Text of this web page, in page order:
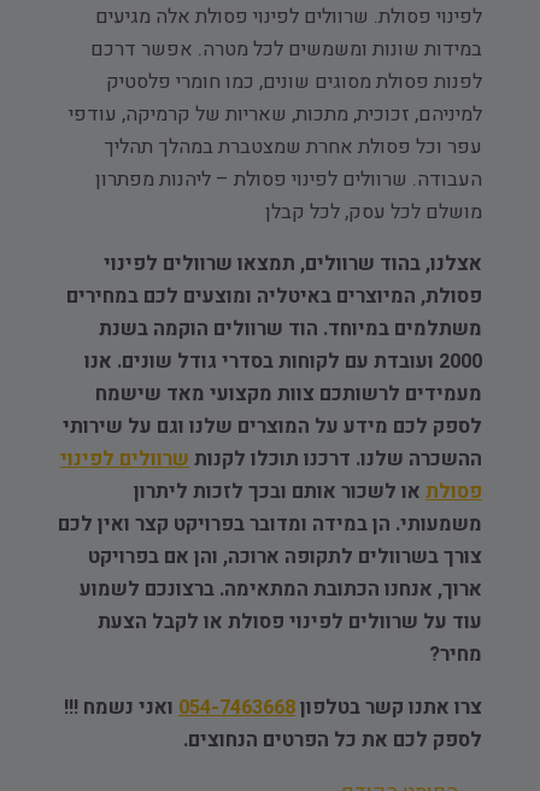
לפינוי פסולת. שרוולים לפינוי פסולת אלה מגיעים
במידות שונות ומשמשים לכל מטרה. אפשר דרכם
לפנות פסולת מסוגים שונים, כמו חומרי פלסטיק
למיניהם, זכוכית, מתכות, שאריות של קרמיקה, עודפי
עפר וכל פסולת אחרת שמצטברת במהלך תהליך
העבודה. שרוולים לפינוי פסולת – ליהנות מפתרון
מושלם לכל עסק, לכל קבלן
אצלנו, בהוד שרוולים, תמצאו שרוולים לפינוי
פסולת, המיוצרים באיטליה ומוצעים לכם במחירים
משתלמים במיוחד. הוד שרוולים הוקמה בשנת
2000 ועובדת עם לקוחות בסדרי גודל שונים. אנו
מעמידים לרשותכם צוות מקצועי מאד שישמח
לספק לכם מידע על המוצרים שלנו וגם על שירותי
ההשכרה שלנו. דרכנו תוכלו לקנותשרוולים לפינוי
פסולתאו לשכור אותם ובכך לזכות ליתרון
משמעותי. הן במידה ומדובר בפרויקט קצר ואין לכם
צורך בשרוולים לתקופה ארוכה, והן אם בפרויקט
ארוך, אנחנו הכתובת המתאימה. ברצונכם לשמוע
עוד על שרוולים לפינוי פסולת או לקבל הצעת
מחיר?
צרו אתנו קשר בטלפון054-7463668ואני נשמח !!!
לספק לכם את כל הפרטים הנחוצים.